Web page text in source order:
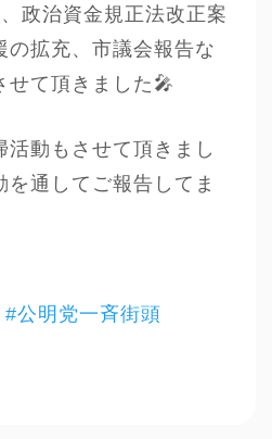
政治資金規正法改正案
の拡充、市議会報告な
せて頂きました🎤
動もさせて頂きまし
通してご報告してま
#公明党一斉街頭